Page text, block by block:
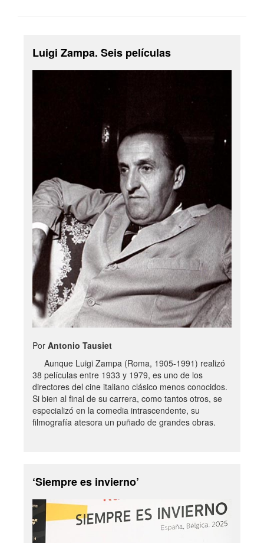
Luigi Zampa. Seis películas
Por Antonio Tausiet
Aunque Luigi Zampa (Roma, 1905-1991) realizó
38 películas entre 1933 y 1979, es uno de los
directores del cine italiano clásico menos conocidos.
Si bien al final de su carrera, como tantos otros, se
especializó en la comedia intrascendente, su
filmografía atesora un puñado de grandes obras.
‘Siempre es invierno’